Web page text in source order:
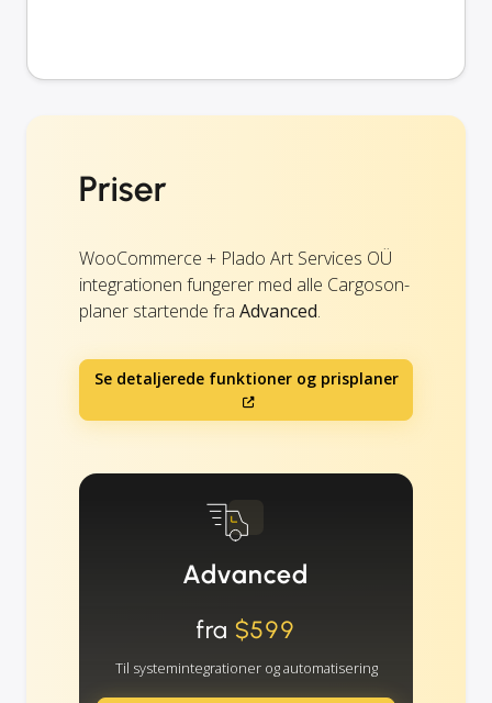
Priser
WooCommerce + Plado Art Services OÜ
integrationen fungerer med alle Cargoson-
planer startende fra Advanced.
Se detaljerede funktioner og prisplaner
Advanced
fra $599
Til systemintegrationer og automatisering